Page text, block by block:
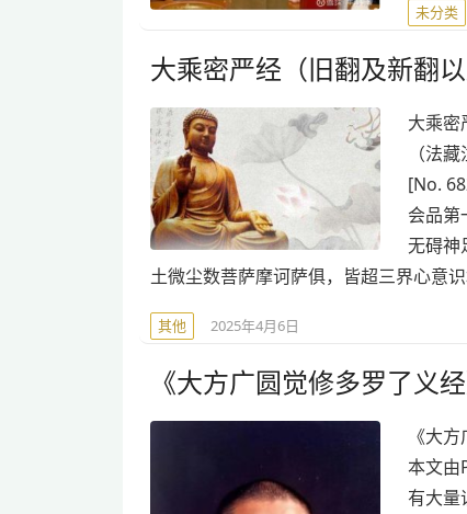
未分类
大乘密严经（旧翻及新翻以
大乘密
（法
[No.
会品
无碍神
土微尘数菩萨摩诃萨俱，皆超三界心意
其他 2025年4月6日
《大方广圆觉修多罗了义
《大
本文由
有大